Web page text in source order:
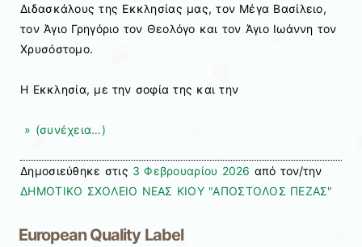
Διδασκάλους της Εκκλησίας μας, τον Μέγα Βασίλειο,
τον Άγιο Γρηγόριο τον Θεολόγο και τον Άγιο Ιωάννη τον
Χρυσόστομο.
Η Εκκλησία, με την σοφία της και την
» (συνέχεια…)
Δημοσιεύθηκε στις 3 Φεβρουαρίου 2026 από τον/την
ΔΗΜΟΤΙΚΟ ΣΧΟΛΕΙΟ ΝΕΑΣ ΚΙΟΥ "ΑΠΟΣΤΟΛΟΣ ΠΕΖΑΣ"
European Quality Label